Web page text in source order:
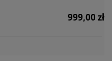
999,00 zł